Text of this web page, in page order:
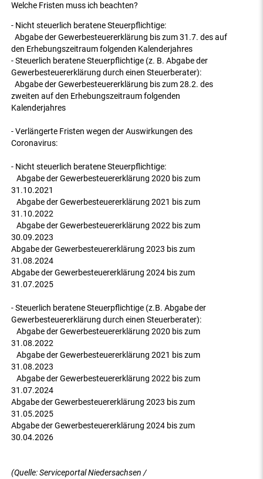
Welche Fristen muss ich beachten?
- Nicht steuerlich beratene Steuerpflichtige:
Abgabe der Gewerbesteuererklärung bis zum 31.7. des auf
den Erhebungszeitraum folgenden Kalenderjahres
- Steuerlich beratene Steuerpflichtige (z. B. Abgabe der
Gewerbesteuererklärung durch einen Steuerberater):
Abgabe der Gewerbesteuererklärung bis zum 28.2. des
zweiten auf den Erhebungszeitraum folgenden
Kalenderjahres
- Verlängerte Fristen wegen der Auswirkungen des
Coronavirus:
- Nicht steuerlich beratene Steuerpflichtige:
Abgabe der Gewerbesteuererklärung 2020 bis zum
31.10.2021
Abgabe der Gewerbesteuererklärung 2021 bis zum
31.10.2022
Abgabe der Gewerbesteuererklärung 2022 bis zum
30.09.2023
Abgabe der Gewerbesteuererklärung 2023 bis zum
31.08.2024
Abgabe der Gewerbesteuererklärung 2024 bis zum
31.07.2025
- Steuerlich beratene Steuerpflichtige (z.B. Abgabe der
Gewerbesteuererklärung durch einen Steuerberater):
Abgabe der Gewerbesteuererklärung 2020 bis zum
31.08.2022
Abgabe der Gewerbesteuererklärung 2021 bis zum
31.08.2023
Abgabe der Gewerbesteuererklärung 2022 bis zum
31.07.2024
Abgabe der Gewerbesteuererklärung 2023 bis zum
31.05.2025
Abgabe der Gewerbesteuererklärung 2024 bis zum
30.04.2026
(Quelle: Serviceportal Niedersachsen /